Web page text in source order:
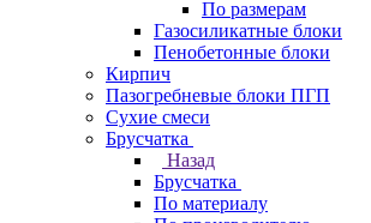
По размерам
Газосиликатные блоки
Пенобетонные блоки
Кирпич
Пазогребневые блоки ПГП
Сухие смеси
Брусчатка
Назад
Брусчатка
По материалу